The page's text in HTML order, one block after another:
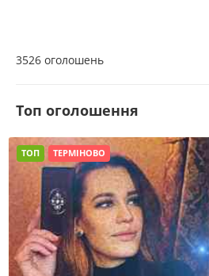
3526 оголошень
Toп оголошення
ТОП ТЕРМІНОВО